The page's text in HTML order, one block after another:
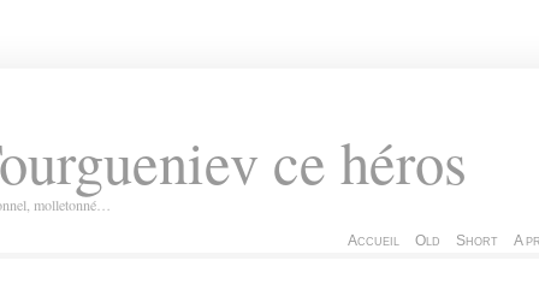
ce héros
molletonné…
Accueil Old Short A